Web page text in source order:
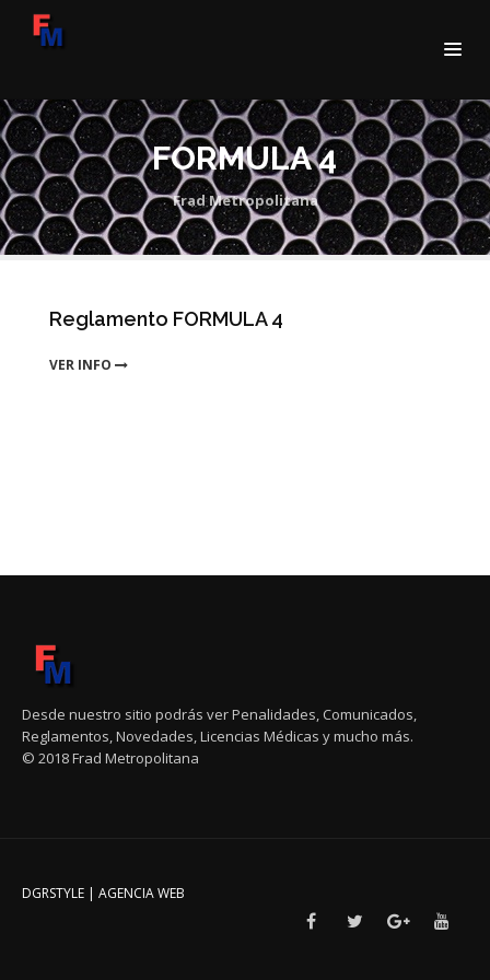
FORMULA 4
Frad Metropolitana
Reglamento FORMULA 4
VER INFO
Desde nuestro sitio podrás ver Penalidades, Comunicados,
Reglamentos, Novedades, Licencias Médicas y mucho más.
© 2018 Frad Metropolitana
DGRSTYLE | AGENCIA WEB